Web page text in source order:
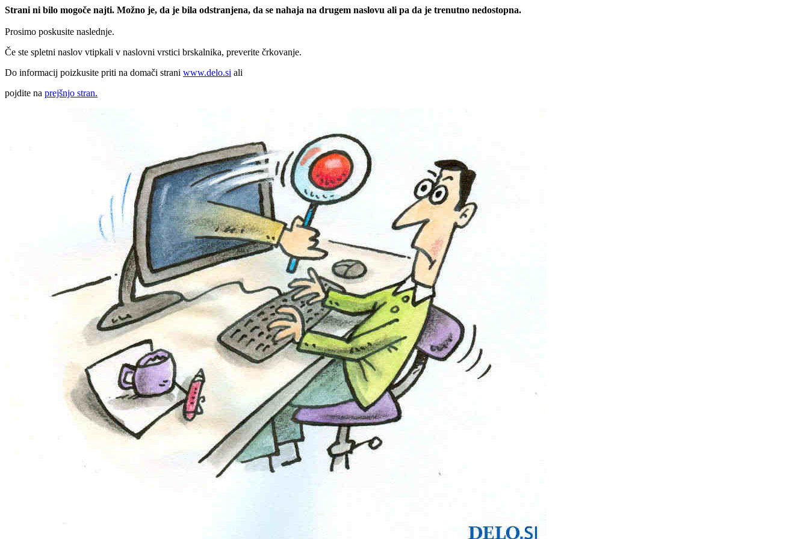
Strani ni bilo mogoče najti. Možno je, da je bila odstranjena, da se nahaja na drugem naslovu ali pa da je trenutno nedostopna.
Prosimo poskusite naslednje.
Če ste spletni naslov vtipkali v naslovni vrstici brskalnika, preverite črkovanje.
Do informacij poizkusite priti na domači strani www.delo.si ali
pojdite na prejšnjo stran.